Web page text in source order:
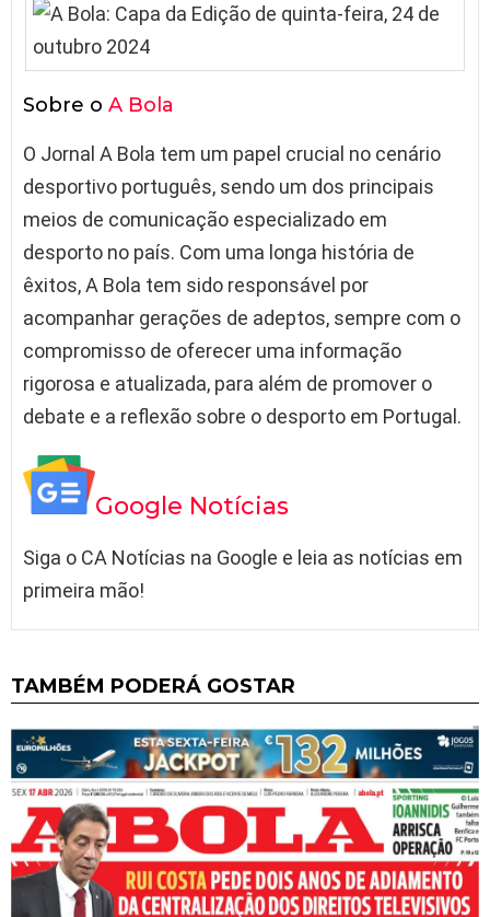
Sobre o A Bola
O Jornal A Bola tem um papel crucial no cenário
desportivo português, sendo um dos principais
meios de comunicação especializado em
desporto no país. Com uma longa história de
êxitos, A Bola tem sido responsável por
acompanhar gerações de adeptos, sempre com o
compromisso de oferecer uma informação
rigorosa e atualizada, para além de promover o
debate e a reflexão sobre o desporto em Portugal.
Google Notícias
Siga o CA Notícias na Google e leia as notícias em
primeira mão!
TAMBÉM PODERÁ GOSTAR